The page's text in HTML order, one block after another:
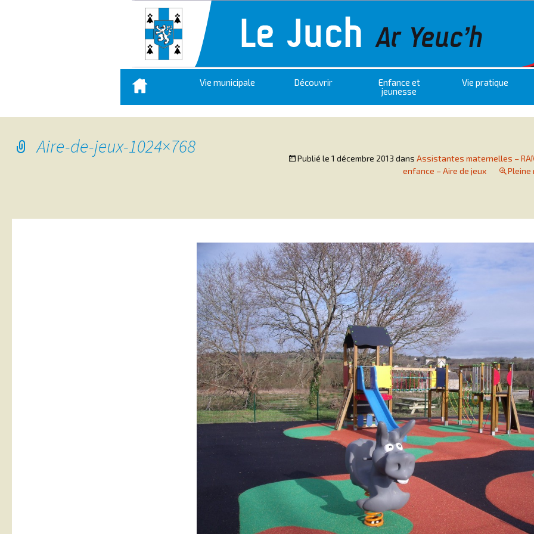
Aller
contenu
principal
Vie municipale Découvrir
Enfance et
jeunesse
Vie pratique
Aire-de-jeux-1024×768
Publié le 1 décembre 2013 dans Assistantes maternelles –
enfance – Aire de jeux
Pleine